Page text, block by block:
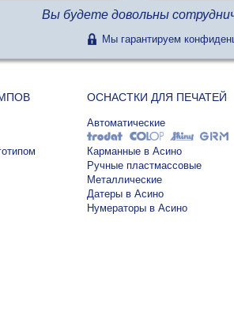
Вы будете довольны
Мы гарантируем
ОСНАСТКИ ДЛЯ ПЕЧАТЕЙ
Автоматические
Карманные в Асино
Ручные пластмассовые
Металлические
Датеры в Асино
Нумераторы в Асино